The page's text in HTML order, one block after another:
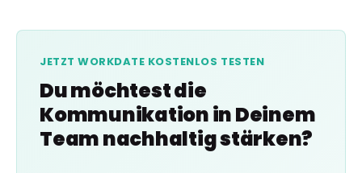
JETZT WORKDATE KOSTENLOS TESTEN
Du möchtest die
Kommunikation in Deinem
Team nachhaltig stärken?